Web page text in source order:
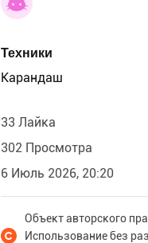
Техники
Карандаш
33 Лайка
302 Просмотра
6 Июль 2026, 20:20
Объект авторского
Использование без